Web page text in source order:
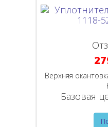
Верхняя
Базовая